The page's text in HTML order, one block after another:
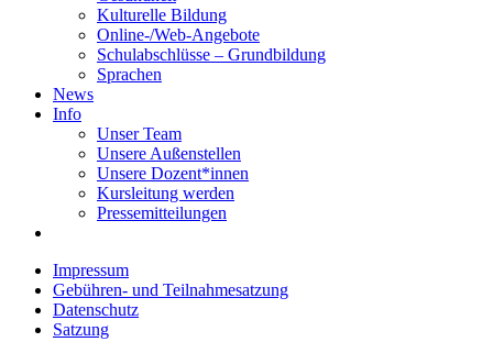
Kulturelle Bildung
Online-/Web-Angebote
Schulabschlüsse – Grundbildung
Sprachen
News
Info
Unser Team
Unsere Außenstellen
Unsere Dozent*innen
Kursleitung werden
Pressemitteilungen
Impressum
Gebühren- und Teilnahmesatzung
Datenschutz
Satzung